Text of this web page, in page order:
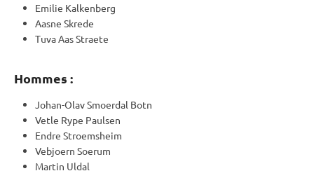
Emilie Kalkenberg
Aasne Skrede
Tuva Aas Straete
Hommes :
Johan-Olav Smoerdal Botn
Vetle Rype Paulsen
Endre Stroemsheim
Vebjoern Soerum
Martin Uldal